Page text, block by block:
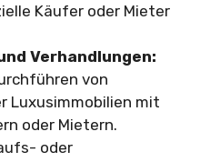
Käufer oder Mieter
Verhandlungen:
von
Luxusimmobilien mit
oder Mietern.
oder